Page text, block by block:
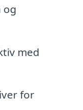
og
med
for